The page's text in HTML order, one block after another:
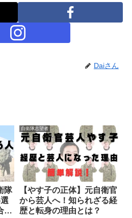
Daiさん
隊
自衛隊志望者
【やす子の正体】元自衛官
から芸人へ！知られざる経
歴と転身の理由とは？